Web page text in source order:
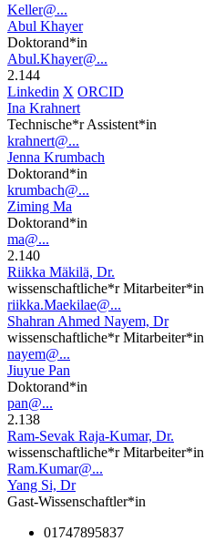
Keller@...
Abul Khayer
Doktorand*in
Abul.Khayer@...
2.144
Linkedin X ORCID
Ina Krahnert
Technische*r Assistent*in
krahnert@...
Jenna Krumbach
Doktorand*in
krumbach@...
Ziming Ma
Doktorand*in
ma@...
2.140
Riikka Mäkilä, Dr.
wissenschaftliche*r Mitarbeiter*in
riikka.Maekilae@...
Shahran Ahmed Nayem, Dr
wissenschaftliche*r Mitarbeiter*in
nayem@...
Jiuyue Pan
Doktorand*in
pan@...
2.138
Ram-Sevak Raja-Kumar, Dr.
wissenschaftliche*r Mitarbeiter*in
Ram.Kumar@...
Yang Si, Dr
Gast-Wissenschaftler*in
01747895837